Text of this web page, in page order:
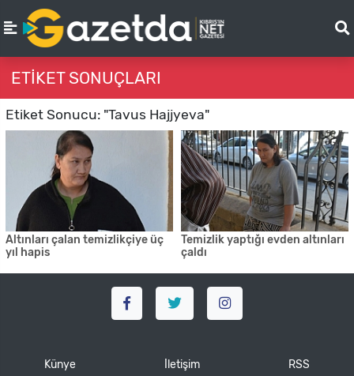
ETIKET SONUÇLARI
Etiket Sonucu: "Tavus Hajjyeva"
Altınları çalan temizlikçiye üç
yıl hapis
Temizlik yaptığı evden altınları
çaldı
Künye İletişim RSS